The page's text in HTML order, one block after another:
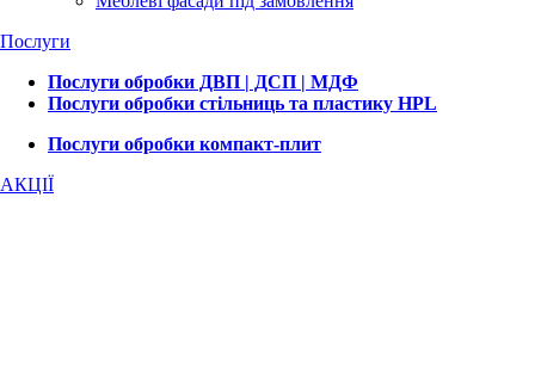
Послуги
Послуги обробки ДВП | ДСП | МДФ
Послуги обробки стільниць та пластику HPL
Послуги обробки компакт-плит
АКЦІЇ